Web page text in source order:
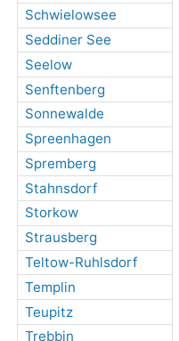
Schwielowsee
Seddiner See
Seelow
Senftenberg
Sonnewalde
Spreenhagen
Spremberg
Stahnsdorf
Storkow
Strausberg
Teltow-Ruhlsdorf
Templin
Teupitz
Trebbin